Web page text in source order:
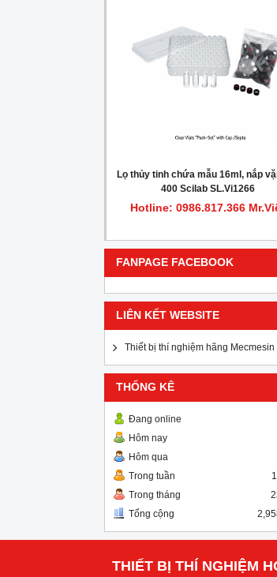
Lọ thủy tinh chứa mẫu 16ml, nắp
400 Scilab SL.Vi1266
Hotline: 0986.817.366
FANPAGE FACEBOOK
LIÊN KẾT WEBSITE
Thiết bị thí nghiệm hãng Mecmesin
THỐNG KÊ
Đang online
Hôm nay
Hôm qua
Trong tuần
Trong tháng
Tổng cộng
THIẾT BỊ THÍ NGHIỆM